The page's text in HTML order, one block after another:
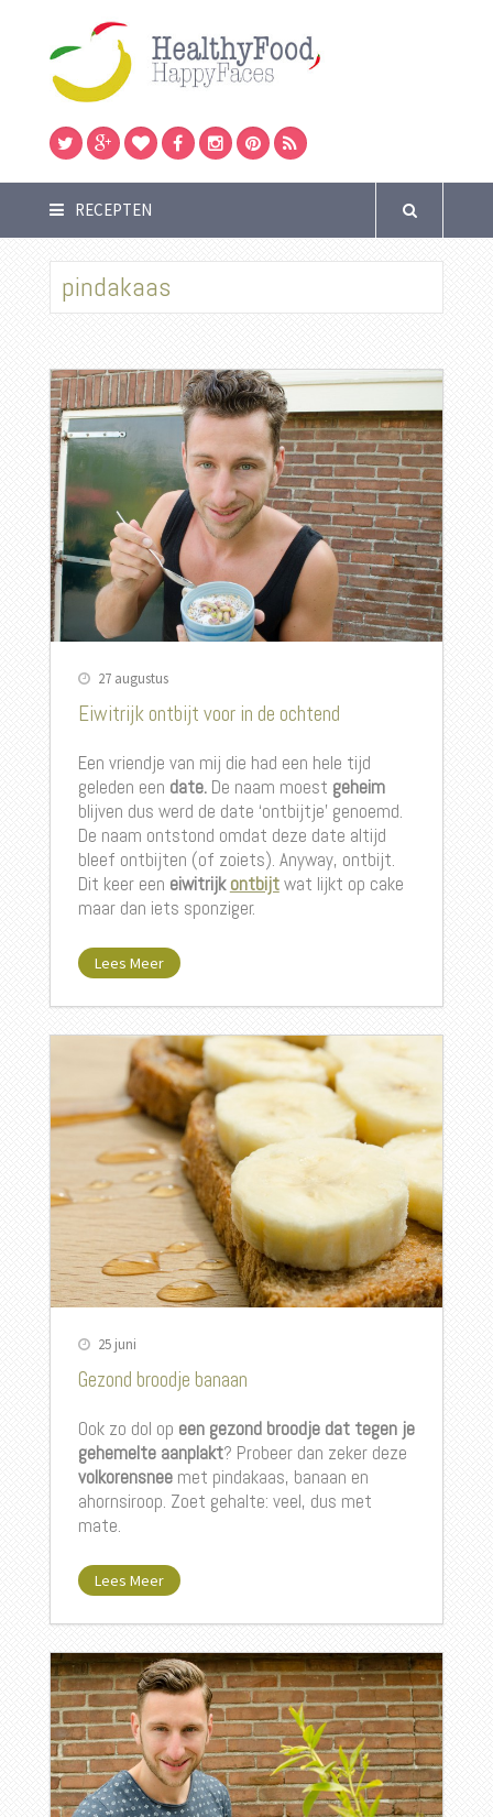
RECEPTEN
pindakaas
27 augustus
Eiwitrijk ontbijt voor in de ochtend
Een vriendje van mij die had een hele tijd
geleden een date.De naam moest geheim
blijven dus werd de date ‘ontbijtje’ genoemd.
De naam ontstond omdat deze date altijd
bleef ontbijten (of zoiets). Anyway, ontbijt.
Dit keer een eiwitrijkontbijtwat lijkt op cake
maar dan iets sponziger.
Lees Meer
25 juni
Gezond broodje banaan
Ook zo dol op een gezond broodje dat tegen je
gehemelte aanplakt? Probeer dan zeker deze
volkorensneemet pindakaas, banaan en
ahornsiroop. Zoet gehalte: veel, dus met
mate.
Lees Meer